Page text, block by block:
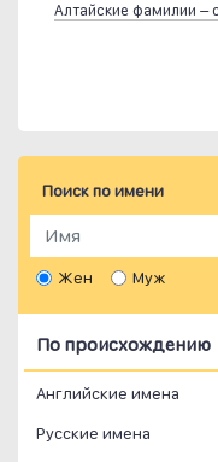
Алтайские фамилии –
Поиск по имени
Жен Муж
По происхождению
Английские имена
Русские имена